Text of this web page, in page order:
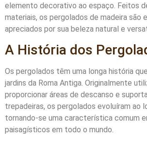
elemento decorativo ao espaço. Feitos
materiais, os pergolados de madeira são
apreciados por sua beleza natural e
A História dos
Os pergolados têm uma longa história
jardins da Roma Antiga. Originalmente
proporcionar áreas de descanso e
trepadeiras, os pergolados evoluíram ao
tornando-se uma característica comum
paisagísticos em todo o mundo.